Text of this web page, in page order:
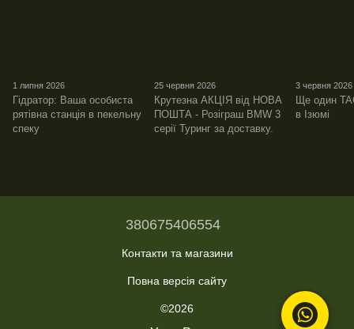
1 липня 2026
Гідратор: Ваша особиста
рятівна станція в пекельну
спеку
25 червня 2026
Крутезна АКЦІЯ від НОВА
ПОШТА - Розіграш BMW 3
серії Туринг за доставку.
3 червня 2026
Ще один
в Ізюмі
380675406554
Контакти та магазини
Повна версія сайту
©2026